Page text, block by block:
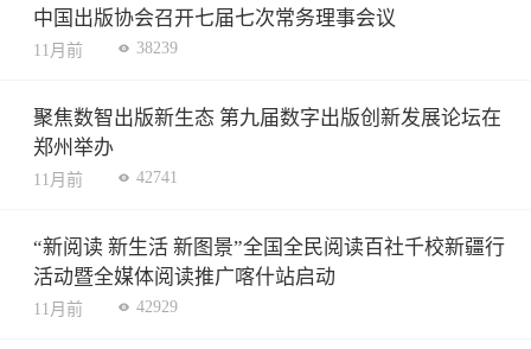
中国出版协会召开七届七次常务理事会议
11月前 38239
聚焦数智出版新生态 第九届数字出版创新发展论坛在
郑州举办
11月前 42741
“新阅读 新生活 新图景”全国全民阅读百社千校新疆行
活动暨全媒体阅读推广喀什站启动
11月前 42929